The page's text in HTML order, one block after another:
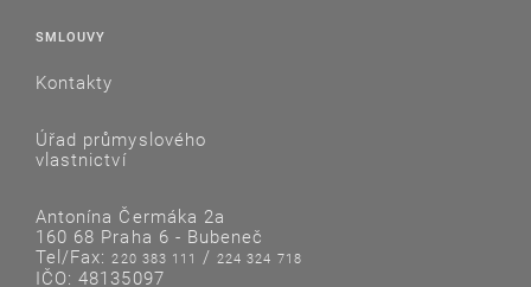
SMLOUVY
Kontakty
Úřad průmyslového
vlastnictví
Antonína Čermáka 2a
160 68 Praha 6 - Bubeneč
Tel/Fax:220 383 111 /224 324 718
IČO: 48135097